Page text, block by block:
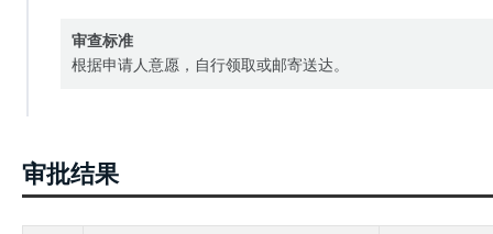
审查标准
根据申请人意愿，自行领取或邮寄送达。
审批结果